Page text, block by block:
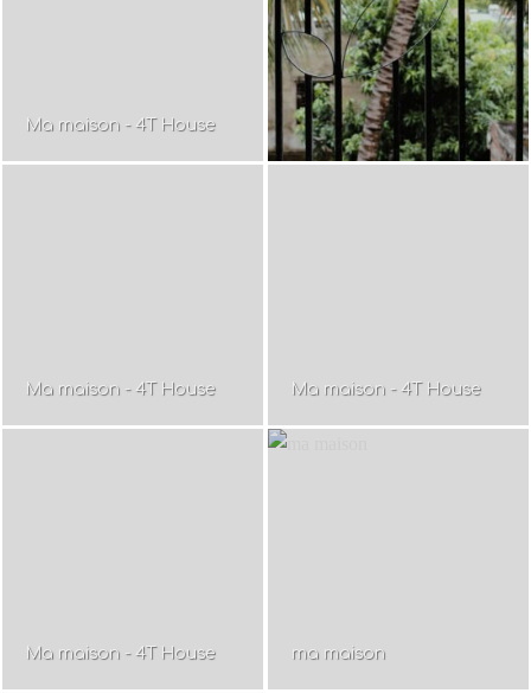
Ma maison - 4T House
Ma maison - 4T House Ma maison - 4T House
Ma maison - 4T House ma maison